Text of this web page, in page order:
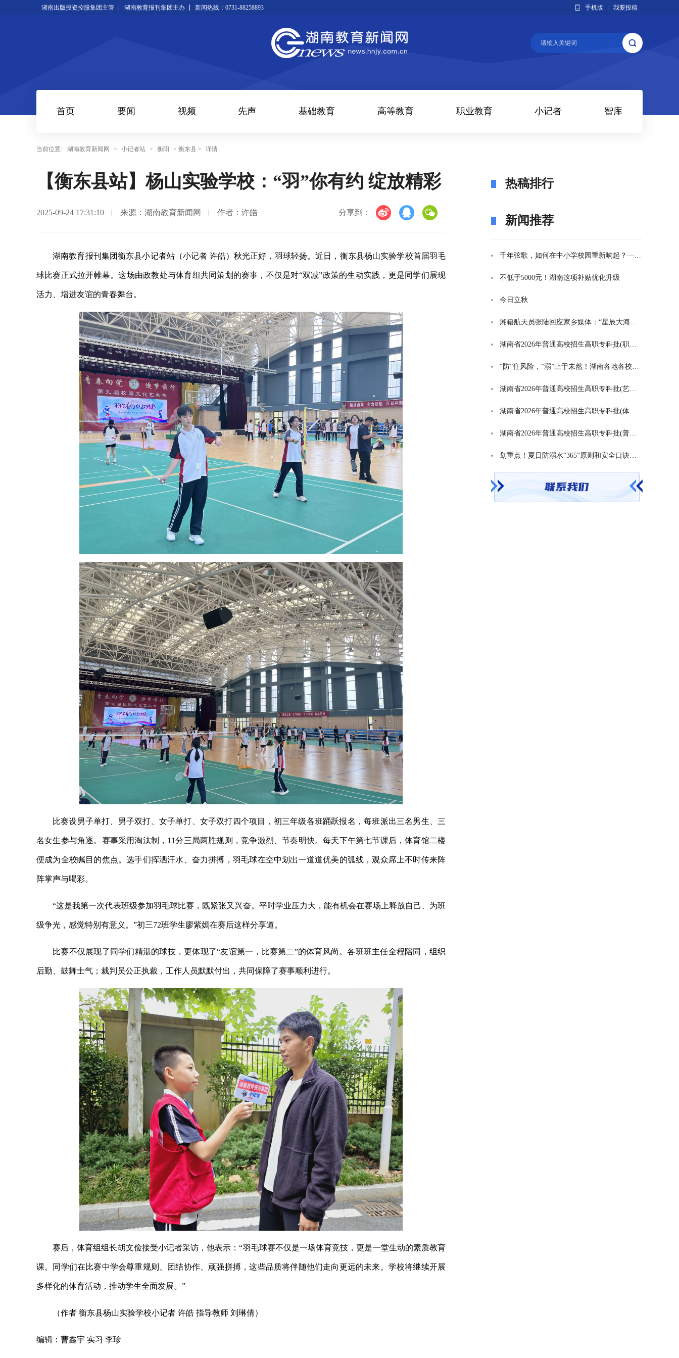
湖南出版投资控股集团主管 湖南教育报刊集团主办 新闻热线：0731-88258893 手机版 我要投稿
首页 要闻 视频 先声 基础教育 高等教育 职业教育 小记者 智库
当前位置: 湖南教育新闻网 > 小记者站 > 衡阳 > 衡东县 > 详情
【衡东县站】杨山实验学校：“羽”你有约 绽放精彩
2025-09-24 17:31:10 来源：湖南教育新闻网 作者：许皓 分享到：
湖南教育报刊集团衡东县小记者站（小记者 许皓）秋光正好，羽球轻扬。近日，衡东县杨山实验学校首届羽毛
球比赛正式拉开帷幕。这场由政教处与体育组共同策划的赛事，不仅是对“双减”政策的生动实践，更是同学们展现
活力、增进友谊的青春舞台。
比赛设男子单打、男子双打、女子单打、女子双打四个项目，初三年级各班踊跃报名，每班派出三名男生、三
名女生参与角逐。赛事采用淘汰制，11分三局两胜规则，竞争激烈、节奏明快。每天下午第七节课后，体育馆二楼
便成为全校瞩目的焦点。选手们挥洒汗水、奋力拼搏，羽毛球在空中划出一道道优美的弧线，观众席上不时传来阵
阵掌声与喝彩。
“这是我第一次代表班级参加羽毛球比赛，既紧张又兴奋。平时学业压力大，能有机会在赛场上释放自己、为班
级争光，感觉特别有意义。”初三72班学生廖紫嫣在赛后这样分享道。
比赛不仅展现了同学们精湛的球技，更体现了“友谊第一，比赛第二”的体育风尚。各班班主任全程陪同，组织
后勤、鼓舞士气；裁判员公正执裁，工作人员默默付出，共同保障了赛事顺利进行。
赛后，体育组组长胡文俭接受小记者采访，他表示：“羽毛球赛不仅是一场体育竞技，更是一堂生动的素质教育
课。同学们在比赛中学会尊重规则、团结协作、顽强拼搏，这些品质将伴随他们走向更远的未来。学校将继续开展
多样化的体育活动，推动学生全面发展。”
（作者 衡东县杨山实验学校小记者 许皓 指导教师 刘琳倩）
编辑：曹鑫宇 实习 李珍
热稿排行
新闻推荐
千年弦歌，如何在中小学校园重新响起？——湖南首届中小学书院制建设研讨会观察
不低于5000元！湖南这项补贴优化升级
今日立秋
湘籍航天员张陆回应家乡媒体：“星辰大海是一群人的长征”
湖南省2026年普通高校招生高职专科批(职高对口类)第一次投档分数线
“防”住风险，“溺”止于未然！湖南各地各校打响防溺水“保卫战”
湖南省2026年普通高校招生高职专科批(艺术类)第一次投档分数线
湖南省2026年普通高校招生高职专科批(体育类)第一次投档分数线
湖南省2026年普通高校招生高职专科批(普通类)第一次投档分数线
划重点！夏日防溺水“365”原则和安全口诀一起学